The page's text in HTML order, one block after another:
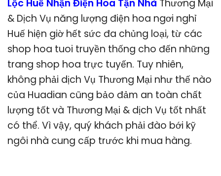
Lộc Huế Nhận Điện Hoa Tận Nhà Thương Mại
& Dịch Vụ năng lượng điện hoa ngơi nghỉ
Huế hiện giờ hết sức đa chủng loại, từ các
shop hoa tuoi truyền thống cho đến những
trang shop hoa trực tuyến. Tuy nhiên,
không phải dịch Vụ Thương Mại như thế nào
của Huadian cũng bảo đảm an toàn chất
lượng tốt và Thương Mại & dịch Vụ tốt nhất
có thể. Vì vậy, quý khách phải đào bới kỹ
ngôi nhà cung cấp trước khi mua hàng.